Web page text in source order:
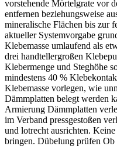
vorstehende Mörtelgrate vor
entfernen beziehungsweise
mineralische Flächen bis zur
aktueller Systemvorgabe
Klebemasse umlaufend als
drei handtellergroßen
Klebermenge und Steghöhe
mindestens 40 %
Klebemasse vorlegen, wie
Dämmplatten belegt werden
Armierung Dämmplatten
im Verband pressgestoßen
und lotrecht ausrichten.
bringen. Dübelung prüfen Ob